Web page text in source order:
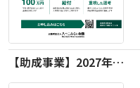
【助成事業】2027年度（通年）国際交流普及事業に関する助成金